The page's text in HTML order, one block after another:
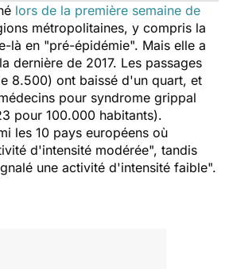
lors de la première semaine de
métropolitaines, y compris la
là en "pré-épidémie". Mais elle a
dernière de 2017. Les passages
8.500) ont baissé d'un quart, et
pour syndrome grippal
pour 100.000 habitants).
les 10 pays européens où
d'intensité modérée", tandis
une activité d'intensité faible".